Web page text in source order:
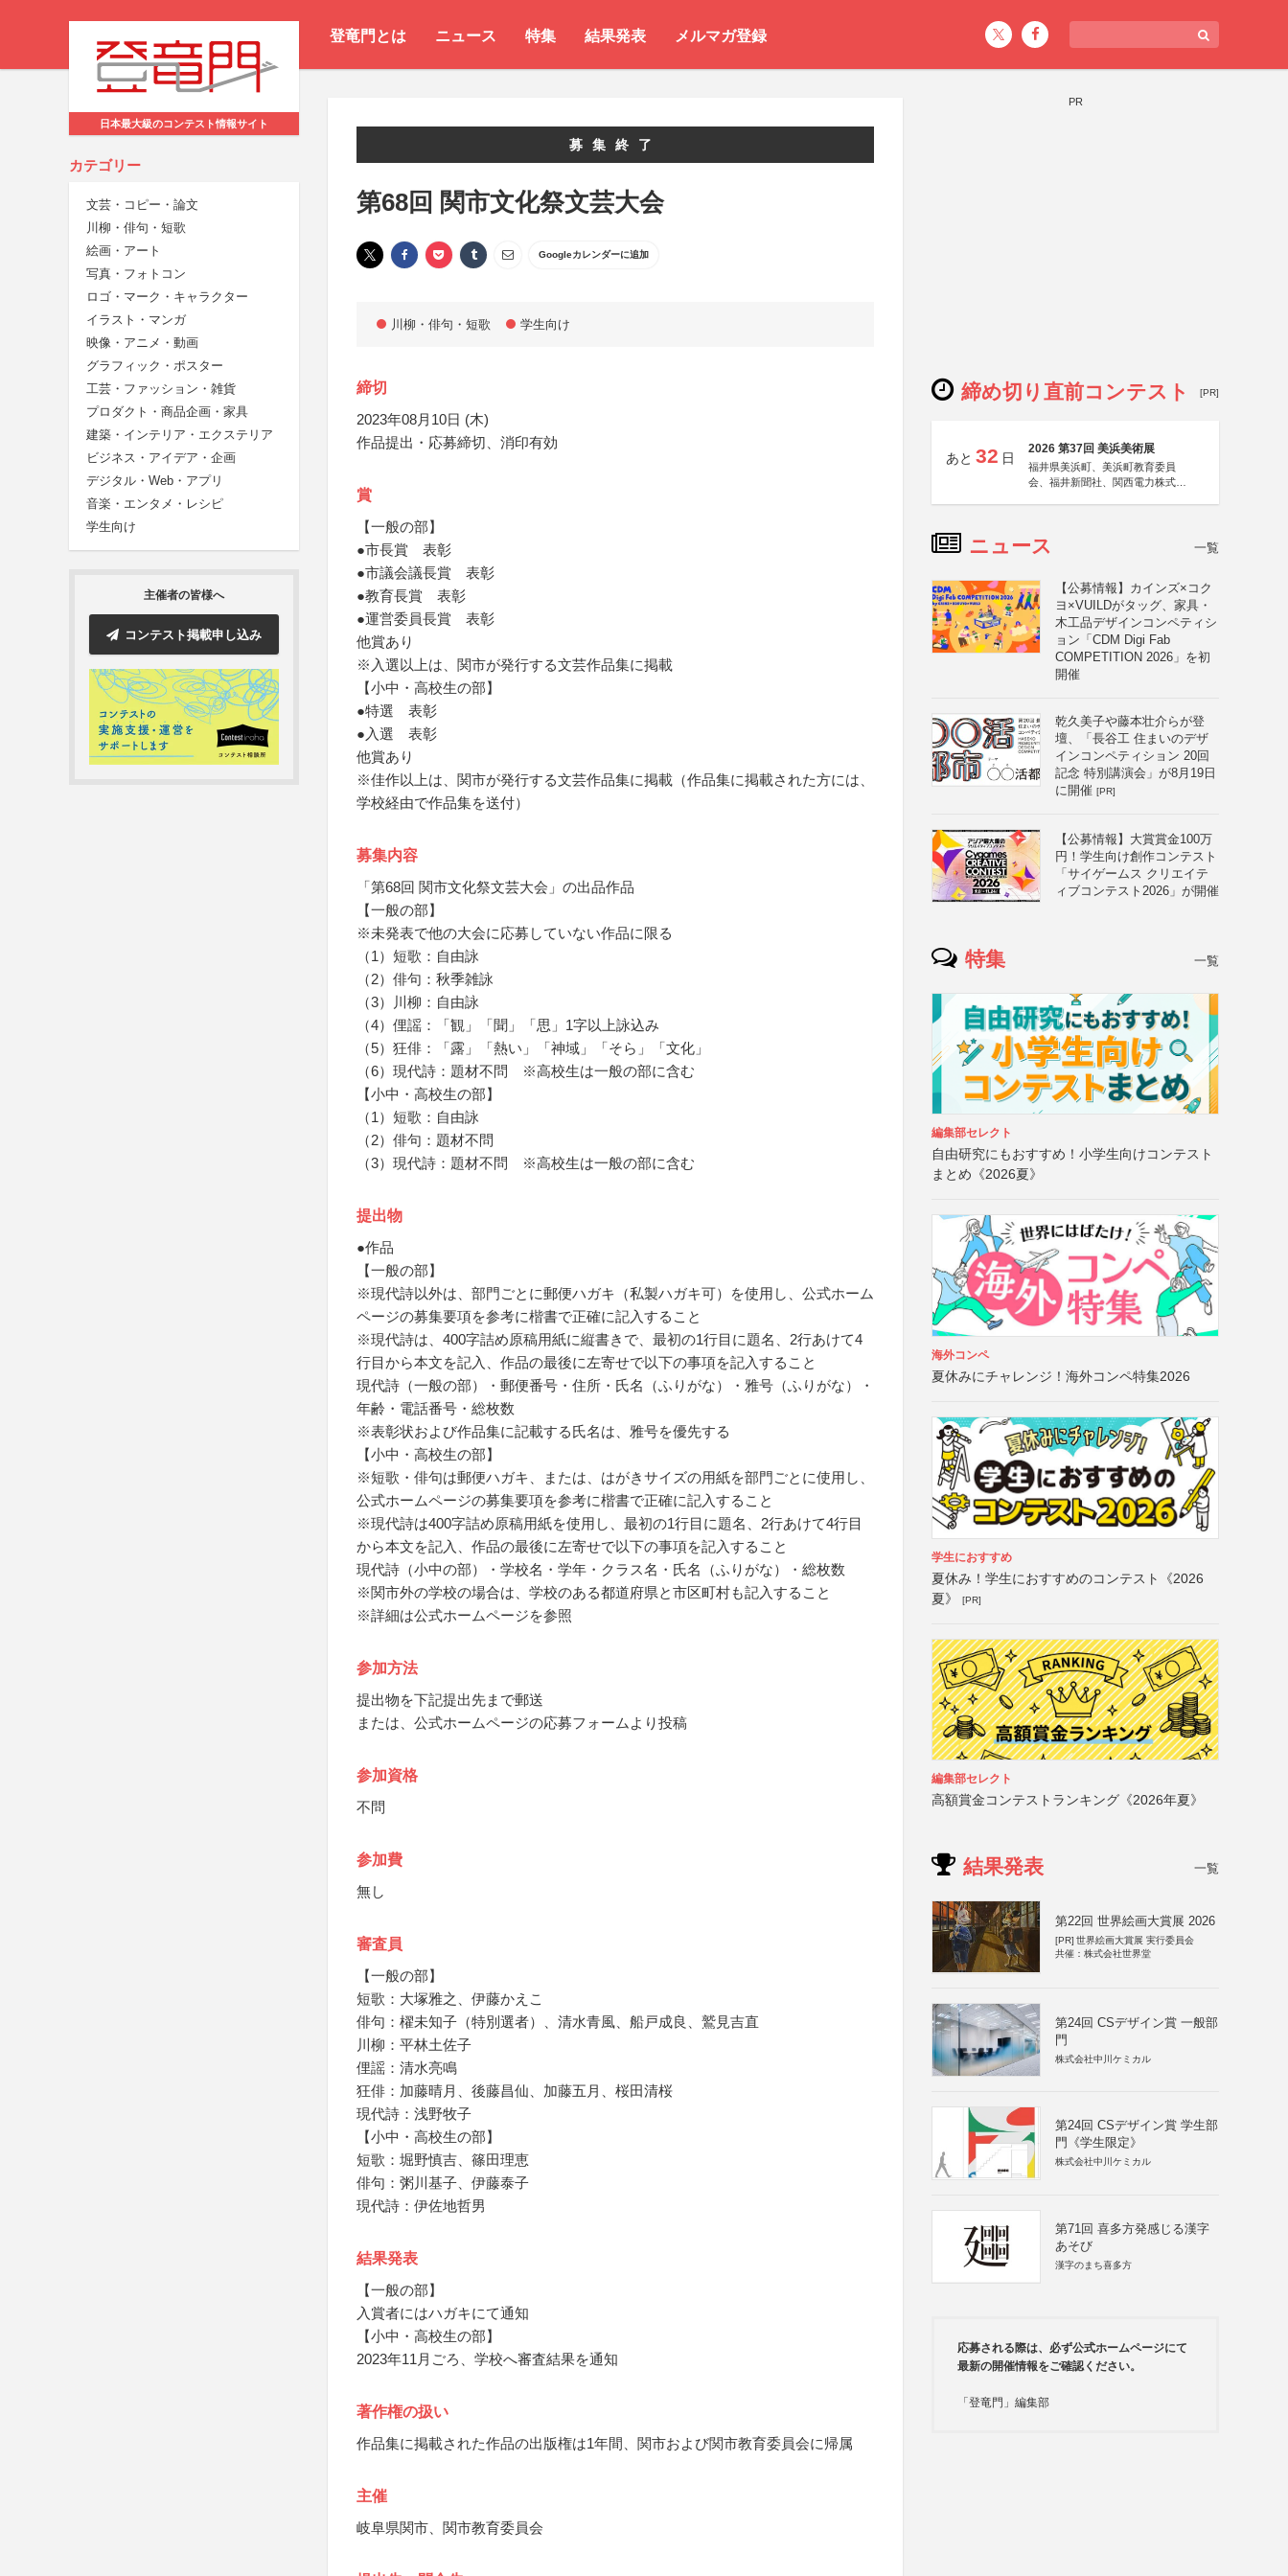
登竜門とは ニュース 特集 結果発表 メルマガ登録
日本最大級のコンテスト情報サイト
カテゴリー
文芸・コピー・論文
川柳・俳句・短歌
絵画・アート
写真・フォトコン
ロゴ・マーク・キャラクター
イラスト・マンガ
映像・アニメ・動画
グラフィック・ポスター
工芸・ファッション・雑貨
プロダクト・商品企画・家具
建築・インテリア・エクステリア
ビジネス・アイデア・企画
デジタル・Web・アプリ
音楽・エンタメ・レシピ
学生向け
主催者の皆様へ
コンテスト掲載申し込み
募集終了
第68回 関市文化祭文芸大会
Googleカレンダーに追加
川柳・俳句・短歌 学生向け
締切
2023年08月10日 (木)
作品提出・応募締切、消印有効
賞
【一般の部】
●市長賞 表彰
●市議会議長賞 表彰
●教育長賞 表彰
●運営委員長賞 表彰
他賞あり
※入選以上は、関市が発行する文芸作品集に掲載
【小中・高校生の部】
●特選 表彰
●入選 表彰
他賞あり
※佳作以上は、関市が発行する文芸作品集に掲載（作品集に掲載された方には、
学校経由で作品集を送付）
募集内容
「第68回 関市文化祭文芸大会」の出品作品
【一般の部】
※未発表で他の大会に応募していない作品に限る
（1）短歌：自由詠
（2）俳句：秋季雑詠
（3）川柳：自由詠
（4）俚謡：「観」「聞」「思」1字以上詠込み
（5）狂俳：「露」「熱い」「神域」「そら」「文化」
（6）現代詩：題材不問 ※高校生は一般の部に含む
【小中・高校生の部】
（1）短歌：自由詠
（2）俳句：題材不問
（3）現代詩：題材不問 ※高校生は一般の部に含む
提出物
●作品
【一般の部】
※現代詩以外は、部門ごとに郵便ハガキ（私製ハガキ可）を使用し、公式ホーム
ページの募集要項を参考に楷書で正確に記入すること
※現代詩は、400字詰め原稿用紙に縦書きで、最初の1行目に題名、2行あけて4
行目から本文を記入、作品の最後に左寄せで以下の事項を記入すること
現代詩（一般の部）・郵便番号・住所・氏名（ふりがな）・雅号（ふりがな）・
年齢・電話番号・総枚数
※表彰状および作品集に記載する氏名は、雅号を優先する
【小中・高校生の部】
※短歌・俳句は郵便ハガキ、または、はがきサイズの用紙を部門ごとに使用し、
公式ホームページの募集要項を参考に楷書で正確に記入すること
※現代詩は400字詰め原稿用紙を使用し、最初の1行目に題名、2行あけて4行目
から本文を記入、作品の最後に左寄せで以下の事項を記入すること
現代詩（小中の部）・学校名・学年・クラス名・氏名（ふりがな）・総枚数
※関市外の学校の場合は、学校のある都道府県と市区町村も記入すること
※詳細は公式ホームページを参照
参加方法
提出物を下記提出先まで郵送
または、公式ホームページの応募フォームより投稿
参加資格
不問
参加費
無し
審査員
【一般の部】
短歌：大塚雅之、伊藤かえこ
俳句：櫂未知子（特別選者）、清水青風、船戸成良、鷲見吉直
川柳：平林土佐子
俚謡：清水亮鳴
狂俳：加藤晴月、後藤昌仙、加藤五月、桜田清桜
現代詩：浅野牧子
【小中・高校生の部】
短歌：堀野慎吉、篠田理恵
俳句：粥川基子、伊藤泰子
現代詩：伊佐地哲男
結果発表
【一般の部】
入賞者にはハガキにて通知
【小中・高校生の部】
2023年11月ごろ、学校へ審査結果を通知
著作権の扱い
作品集に掲載された作品の出版権は1年間、関市および関市教育委員会に帰属
主催
岐阜県関市、関市教育委員会
PR
締め切り直前コンテスト [PR]
あと 32 日
2026 第37回 美浜美術展
福井県美浜町、美浜町教育委員
会、福井新聞社、関西電力株式会
ニュース 一覧
【公募情報】カインズ×コク
ヨ×VUILDがタッグ、家具・
木工品デザインコンペティシ
ョン「CDM Digi Fab
COMPETITION 2026」を初
開催
乾久美子や藤本壮介らが登
壇、「長谷工 住まいのデザ
インコンペティション 20回
記念 特別講演会」が8月19日
に開催 [PR]
【公募情報】大賞賞金100万
円！学生向け創作コンテスト
「サイゲームス クリエイテ
ィブコンテスト2026」が開催
特集 一覧
編集部セレクト
自由研究にもおすすめ！小学生向けコンテスト
まとめ《2026夏》
海外コンペ
夏休みにチャレンジ！海外コンペ特集2026
学生におすすめ
夏休み！学生におすすめのコンテスト《2026
夏》
[PR]
編集部セレクト
高額賞金コンテストランキング《2026年夏》
結果発表 一覧
第22回 世界絵画大賞展 2026
[PR] 世界絵画大賞展 実行委員会
共催：株式会社世界堂
第24回 CSデザイン賞 一般部
門
株式会社中川ケミカル
第24回 CSデザイン賞 学生部
門《学生限定》
株式会社中川ケミカル
第71回 喜多方発感じる漢字
あそび
漢字のまち喜多方
応募される際は、必ず公式ホームページにて
最新の開催情報をご確認ください。
「登竜門」編集部